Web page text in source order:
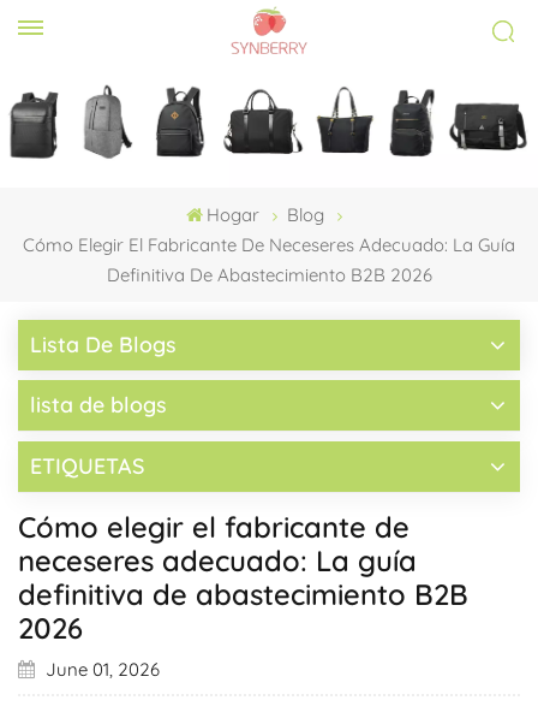
Hogar
Blog
Cómo Elegir El Fabricante De Neceseres Adecuado: La Guía
Definitiva De Abastecimiento B2B 2026
Lista De Blogs
lista de blogs
ETIQUETAS
Cómo elegir el fabricante de
neceseres adecuado: La guía
definitiva de abastecimiento B2B
2026
June 01, 2026